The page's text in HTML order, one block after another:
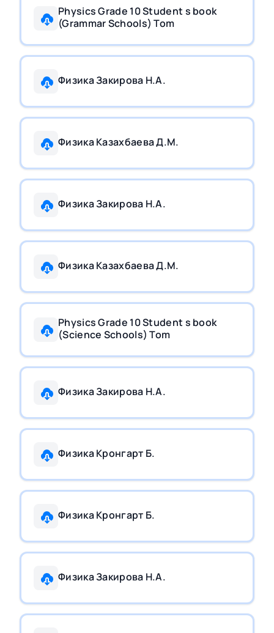
Physics Grade 10 Student s book
(Grammar Schools) Tom
Физика Закирова Н.А.
Физика Казахбаева Д.М.
Физика Закирова Н.А.
Физика Казахбаева Д.М.
Physics Grade 10 Student s book
(Science Schools) Tom
Физика Закирова Н.А.
Физика Кронгарт Б.
Физика Кронгарт Б.
Физика Закирова Н.А.